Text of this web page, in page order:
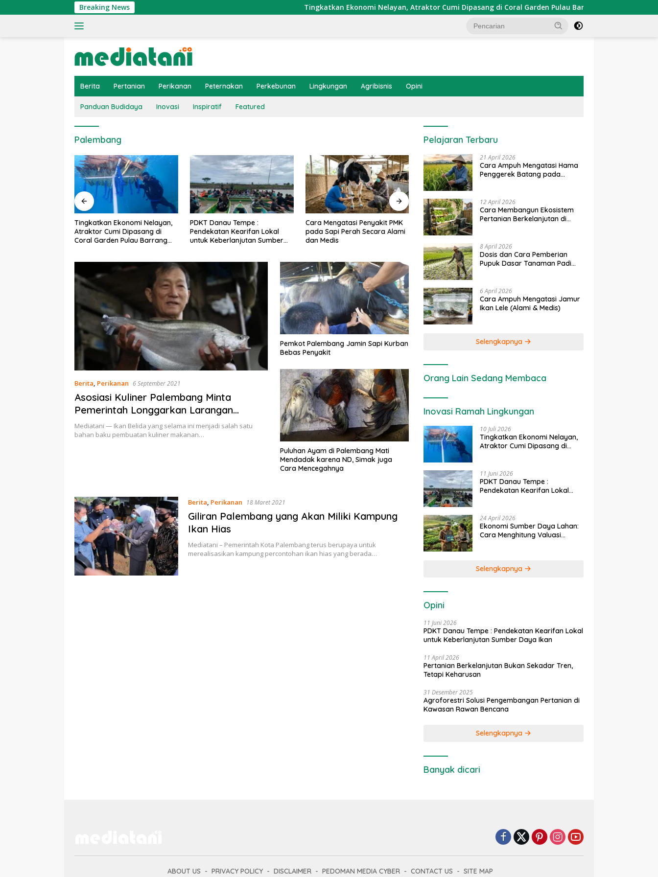
ke
Breaking News Tingkatkan Ekonomi Nelayan, Atraktor Cumi Dipasang di Coral Garden Pulau Barrang Caddi
Berita Pertanian Perikanan Peternakan Perkebunan Lingkungan Agribisnis Opini
Panduan Budidaya Inovasi Inspiratif Featured
Palembang
PDKT Danau Tempe :
Pendekatan Kearifan Lokal
untuk Keberlanjutan Sumber
Cara Mengatasi Penyakit PMK
pada Sapi Perah Secara Alami
dan Medis
Dosis dan Cara Pemupukan
Tanaman Padi pada Fase
Vegetatif Aktif yang Tepat
Penerapan IoT dalam
Pertanian Modern di Indonesia
Ekonomi Sumber Daya Lahan:
Berita, Perikanan 6 September 2021
Asosiasi Kuliner Palembang Minta
Pemerintah Longgarkan Larangan
Penggunaan Ikan Belida
Mediatani — Ikan Belida yang selama ini menjadi salah satu
bahan baku pembuatan kuliner makanan…
Pemkot Palembang Jamin Sapi Kurban
Bebas Penyakit
Puluhan Ayam di Palembang Mati
Mendadak karena ND, Simak juga
Cara Mencegahnya
Berita, Perikanan 18 Maret 2021
Giliran Palembang yang Akan Miliki Kampung
Ikan Hias
Mediatani – Pemerintah Kota Palembang terus berupaya untuk
merealisasikan kampung percontohan ikan hias yang berada…
Pelajaran Terbaru
21 April 2026
Cara Ampuh Mengatasi Hama
Penggerek Batang pada
12 April 2026
Cara Membangun Ekosistem
Pertanian Berkelanjutan di
8 April 2026
Dosis dan Cara Pemberian
Pupuk Dasar Tanaman Padi
6 April 2026
Cara Ampuh Mengatasi Jamur
Ikan Lele (Alami & Medis)
Selengkapnya
Orang Lain Sedang Membaca
Inovasi Ramah Lingkungan
10 Juli 2026
Tingkatkan Ekonomi Nelayan,
Atraktor Cumi Dipasang di
11 Juni 2026
PDKT Danau Tempe :
Pendekatan Kearifan Lokal
24 April 2026
Ekonomi Sumber Daya Lahan:
Cara Menghitung Valuasi
Selengkapnya
Opini
11 Juni 2026
PDKT Danau Tempe : Pendekatan Kearifan Lokal
untuk Keberlanjutan Sumber Daya Ikan
11 April 2026
Pertanian Berkelanjutan Bukan Sekadar Tren,
Tetapi Keharusan
31 Desember 2025
Agroforestri Solusi Pengembangan Pertanian di
Kawasan Rawan Bencana
Selengkapnya
Banyak dicari
ABOUT US PRIVACY POLICY DISCLAIMER PEDOMAN MEDIA CYBER CONTACT US SITE MAP